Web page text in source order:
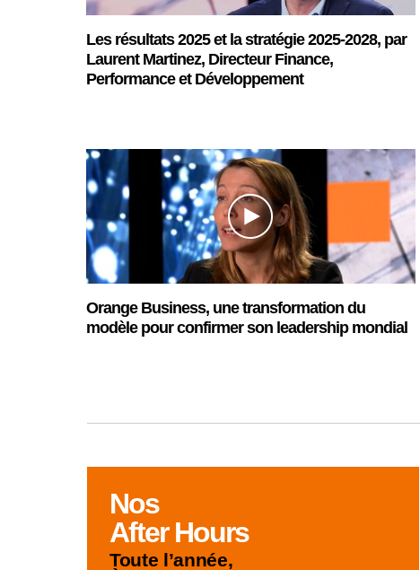
Les résultats 2025 et la stratégie 2025-2028, par
Laurent Martinez, Directeur Finance,
Performance et Développement
Orange Business, une transformation du
modèle pour confirmer son leadership mondial
Nos
After Hours
Toute l’année,